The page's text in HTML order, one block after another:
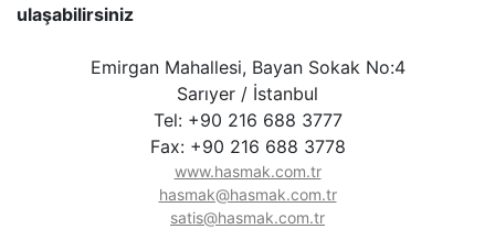
ulaşabilirsiniz
Emirgan Mahallesi, Bayan Sokak No:4
Sarıyer / İstanbul
Tel: +90 216 688 3777
Fax: +90 216 688 3778
www.hasmak.com.tr
hasmak@hasmak.com.tr
satis@hasmak.com.tr